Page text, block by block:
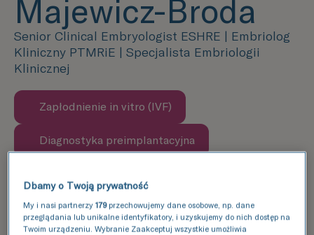
Majewicz-Broda
Senior Clinical Embryologist ESHRE | Embriolog
Kliniczny PTMRiE | Specjalista Embriologii
Klinicznej
Zapłodnienie in vitro (IVF)
Dowiedz się więcej
Diagnostyka preimplantacyjna
Dbamy o Twoją prywatność
My i nasi partnerzy179przechowujemy dane osobowe, np. dane
przeglądania lub unikalne identyfikatory, i uzyskujemy do nich dostęp na
Twoim urządzeniu. Wybranie Zaakceptuj wszystkie umożliwia